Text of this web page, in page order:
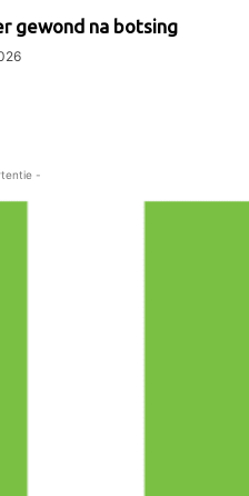
gewond na botsing
-